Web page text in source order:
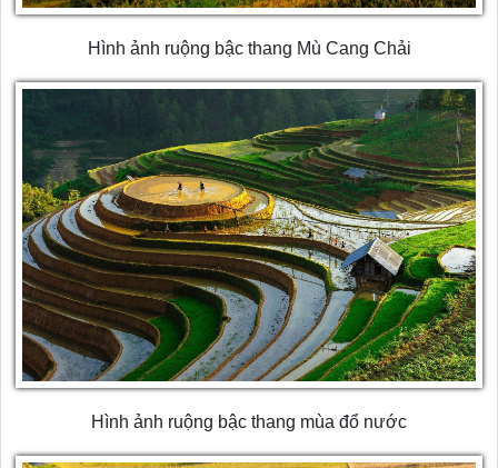
Hình ảnh ruộng bậc thang Mù Cang Chải
Hình ảnh ruộng bậc thang mùa đổ nước